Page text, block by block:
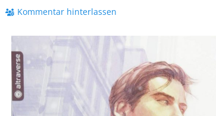
Kommentar hinterlassen